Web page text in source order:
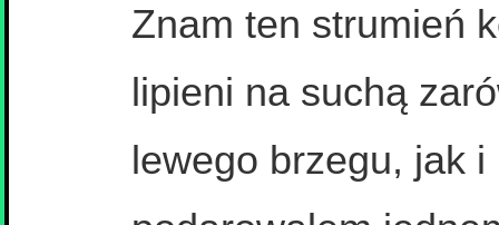
Znam ten strumień
lipieni na suchą
lewego brzegu, jak